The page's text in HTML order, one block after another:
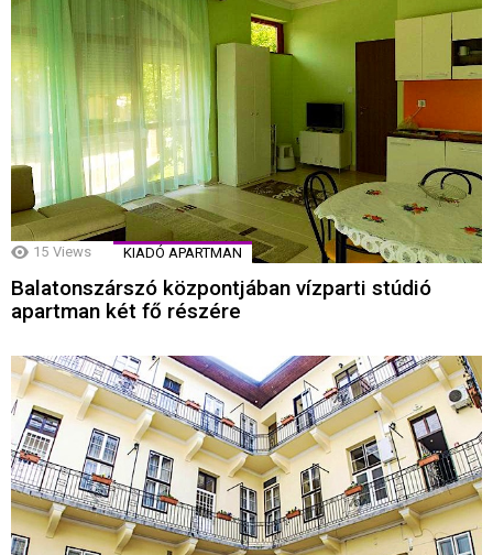
15 Views KIADÓ APARTMAN
Balatonszárszó központjában vízparti stúdió
apartman két fő részére